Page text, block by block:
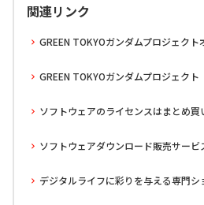
関連リンク
GREEN TOKYOガンダムプロジェクト
GREEN TOKYOガンダムプロジェクト
ソフトウェアのライセンスはまとめ買
ソフトウェアダウンロード販売サービ
デジタルライフに彩りを与える専門シ